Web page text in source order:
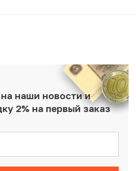
наши новости и
2% на первый заказ